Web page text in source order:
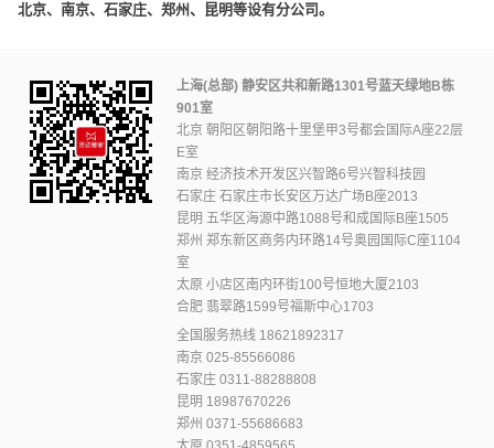
北京、南京、石家庄、郑州、昆明等设有分公司。
上海(总部) 静安区共和新路1301号蓝天绿地B栋
901室
北京 朝阳区朝阳路十里堡甲3号都会国际A座22层
E室
南京 经济技术开发区兴智路6号兴智科技园
石家庄 石家庄市长安区万达广场B座2013
昆明 五华区海源中路1088号和成国际B座1505
郑州 郑东新区商务内环路14号奥园国际C座1104
室
太原 小店区南内环街100号恒地大厦2103
合肥 翡翠路1599号福斯中心1703
全国服务热线 18621892317
南京 025-85566086
石家庄 0311-88288808
昆明 18987670226
郑州 0371-55686683